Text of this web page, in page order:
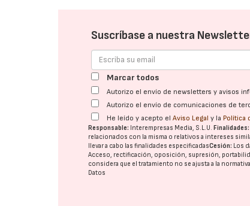
Suscríbase a nuestra
Marcar todos
Autorizo el envío de newsletters y avisos
Autorizo el envío de comunicaciones de
He leído y acepto elAviso Legal y la Política
Responsable: Interempresas Media, S.L.U.Finalidades:
relacionados con la misma o relativos a intereses
llevar a cabo las finalidades especificadasCesión: Los
Acceso, rectificación, oposición, supresión,
considera que el tratamiento no se ajusta a la
Datos